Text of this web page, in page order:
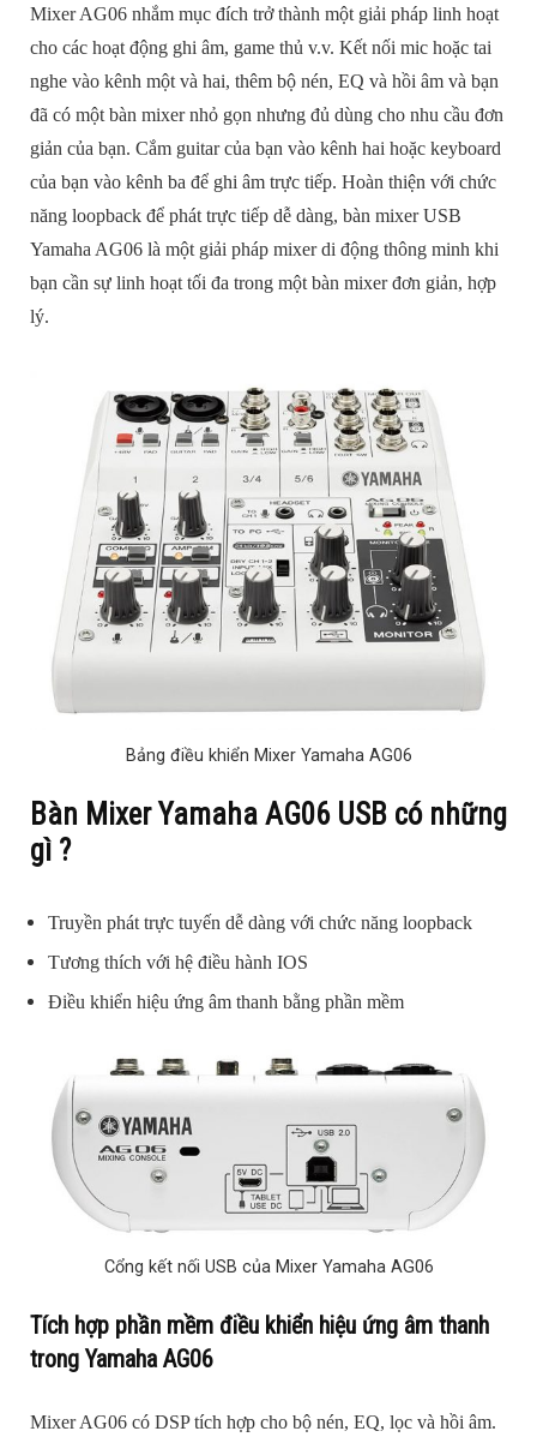
Mixer AG06 nhắm mục đích trở thành một giải pháp linh hoạt
cho các hoạt động ghi âm, game thủ v.v. Kết nối mic hoặc tai
nghe vào kênh một và hai, thêm bộ nén, EQ và hồi âm và bạn
đã có một bàn mixer nhỏ gọn nhưng đủ dùng cho nhu cầu đơn
giản của bạn. Cắm guitar của bạn vào kênh hai hoặc keyboard
của bạn vào kênh ba để ghi âm trực tiếp. Hoàn thiện với chức
năng loopback để phát trực tiếp dễ dàng, bàn mixer USB
Yamaha AG06 là một giải pháp mixer di động thông minh khi
bạn cần sự linh hoạt tối đa trong một bàn mixer đơn giản, hợp
lý.
Bảng điều khiển Mixer Yamaha AG06
Bàn Mixer Yamaha AG06 USB có những
gì ?
Truyền phát trực tuyến dễ dàng với chức năng loopback
Tương thích với hệ điều hành IOS
Điều khiển hiệu ứng âm thanh bằng phần mềm
Cổng kết nối USB của Mixer Yamaha AG06
Tích hợp phần mềm điều khiển hiệu ứng âm thanh
trong Yamaha AG06
Mixer AG06 có DSP tích hợp cho bộ nén, EQ, lọc và hồi âm.